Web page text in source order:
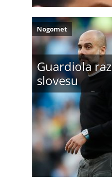
Guardiola
slovesu
Nogomet